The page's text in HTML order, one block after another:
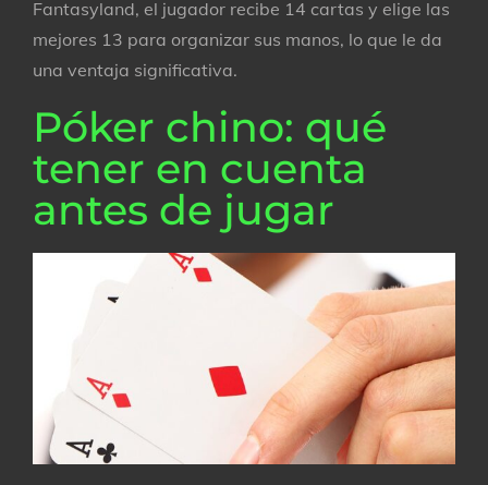
Fantasyland, el jugador recibe 14 cartas y elige las
mejores 13 para organizar sus manos, lo que le da
una ventaja significativa.
Póker chino: qué
tener en cuenta
antes de jugar